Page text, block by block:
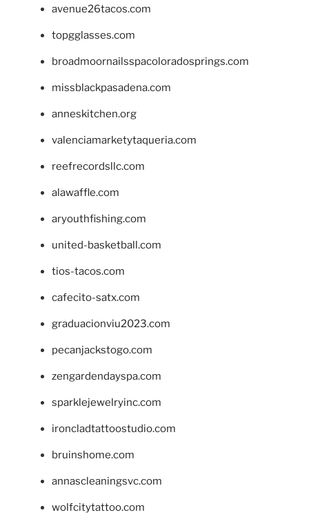
avenue26tacos.com
topgglasses.com
broadmoornailsspacoloradosprings.com
missblackpasadena.com
anneskitchen.org
valenciamarketytaqueria.com
reefrecordsllc.com
alawaffle.com
aryouthfishing.com
united-basketball.com
tios-tacos.com
cafecito-satx.com
graduacionviu2023.com
pecanjackstogo.com
zengardendayspa.com
sparklejewelryinc.com
ironcladtattoostudio.com
bruinshome.com
annascleaningsvc.com
wolfcitytattoo.com